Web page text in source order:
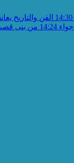
14:30 الفن والتاريخ
14:24 من بنى